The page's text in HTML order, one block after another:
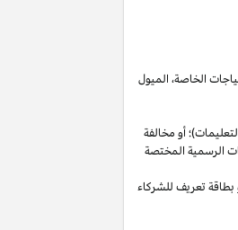
الخاصة، الميول
أو مخالفة
الرسمية المختصة
تعريف للشركاء